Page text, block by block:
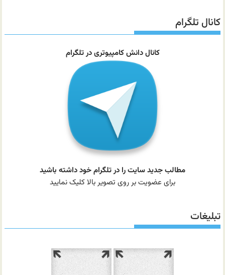
مطالب
سایت
کانال تلگرام
کانال دانش کامپیوتری در تلگرام
مطالب جدید سایت را در تلگرام خود داشته باشید
برای عضویت بر روی تصویر بالا کلیک نمایید
تبلیغات